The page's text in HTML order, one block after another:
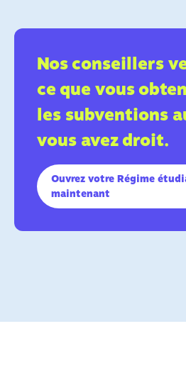
Nos conseillers
ce que vous
les subventions
vous avez droit.
Ouvrez votre Régime
maintenant